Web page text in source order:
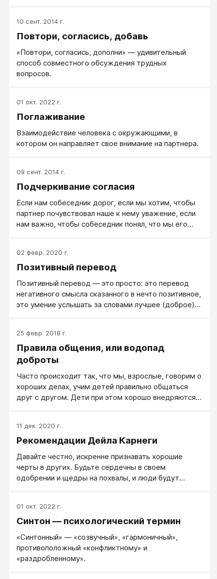
ее от души поблагодарил?
10 сент. 2014 г.
Повтори, согласись, добавь
«Повтори, согласись, дополни» — удивительный
способ совместного обсуждения трудных
вопросов.
01 окт. 2022 г.
Поглаживание
Взаимодействие человека с окружающими, в
котором он направляет свое внимание на партнера.
09 сент. 2014 г.
Подчеркивание согласия
Если нам собеседник дорог, если мы хотим, чтобы
партнер почувствовал наше к нему уважение, если
нам важно, чтобы собеседник понял, что мы его
развернутым, усиленным, подчеркнутым.
02 февр. 2020 г.
Позитивный перевод
Позитивный перевод — это просто: это перевод
негативного смысла сказанного в нечто позитивное,
это умение услышать за словами лучшее (доброе)
действий партнера иногда помогает понять, что
обидные и неприятные для вас слова — только
недоразумение.
25 февр. 2018 г.
Правила общения, или водопад
доброты
Часто происходит так, что мы, взрослые, говорим о
хороших делах, учим детей правильно общаться
друг с другом. Дети при этом хорошо внедряются в
вниманием взрослых. Сами же они чаще общаются
по своим правилам, не понимая при этом друг друга.
11 дек. 2020 г.
Рекомендации Дейла Карнеги
Давайте честно, искренне признавать хорошие
черты в других. Будьте сердечны в своем
одобрении и щедры на похвалы, и люди будут
после того, как вы забудете их.
01 окт. 2022 г.
Синтон — психологический термин
«Синтонный» — «созвучный», «гармоничный»,
противоположный «конфликтному» и
«раздробленному».